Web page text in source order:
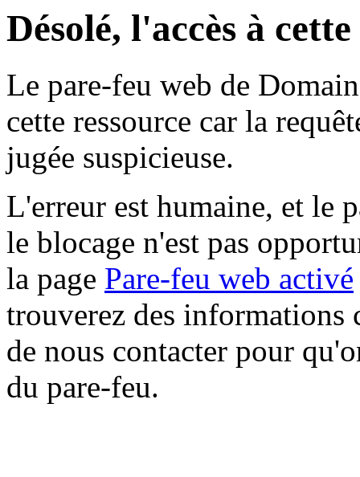
Désolé, l'accès à
Le pare-feu web de
cette ressource car la
jugée suspicieuse.
L'erreur est humaine, et le
le blocage n'est pas
la page Pare-feu web activé
trouverez des informations
de nous contacter pour
du pare-feu.